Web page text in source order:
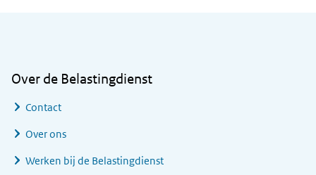
Over de Belastingdienst
Contact
Over ons
Werken bij de Belastingdienst